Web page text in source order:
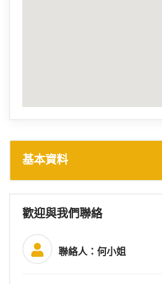
基本資料
歡迎與我們聯絡
聯絡人：何小姐